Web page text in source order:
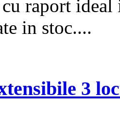
raport ideal
in stoc....
3